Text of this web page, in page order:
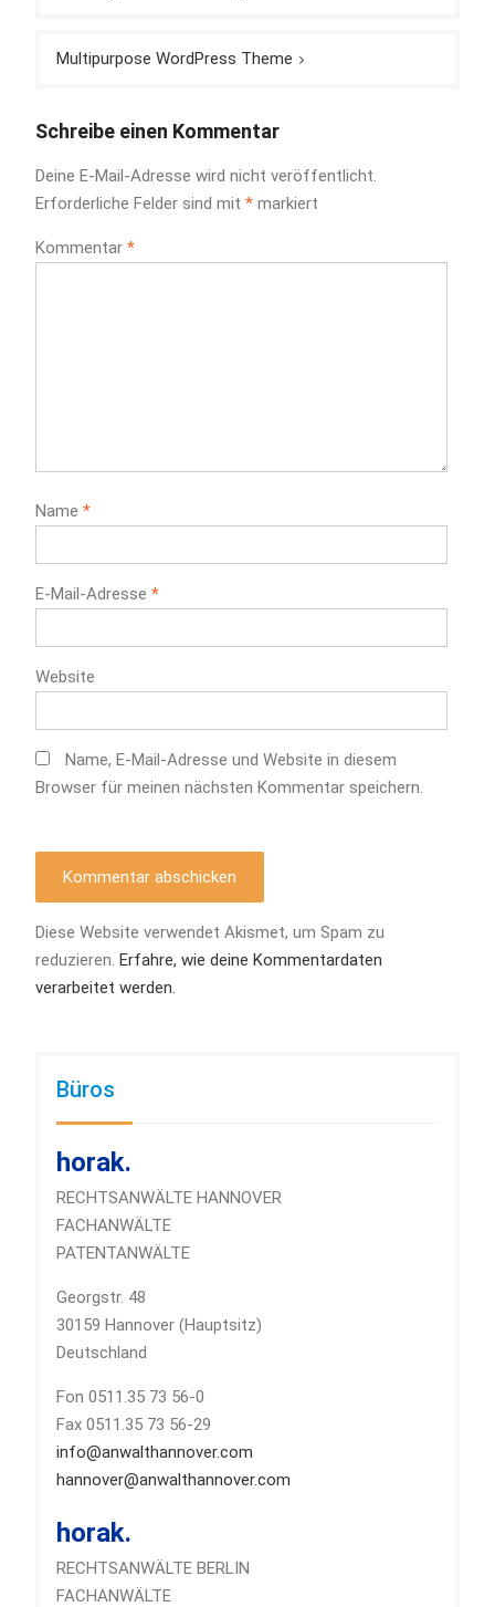
Multipurpose WordPress Theme
Schreibe einen Kommentar
Deine E-Mail-Adresse wird nicht veröffentlicht.
Erforderliche Felder sind mit *markiert
Kommentar *
Name *
E-Mail-Adresse *
Website
Name, E-Mail-Adresse und Website in diesem
Browser für meinen nächsten Kommentar speichern.
Diese Website verwendet Akismet, um Spam zu
reduzieren. Erfahre, wie deine Kommentardaten
verarbeitet werden.
Büros
horak.
RECHTSANWÄLTE HANNOVER
FACHANWÄLTE
PATENTANWÄLTE
Georgstr. 48
30159 Hannover (Hauptsitz)
Deutschland
Fon 0511.35 73 56-0
Fax 0511.35 73 56-29
info@anwalthannover.com
hannover@anwalthannover.com
horak.
RECHTSANWÄLTE BERLIN
FACHANWÄLTE